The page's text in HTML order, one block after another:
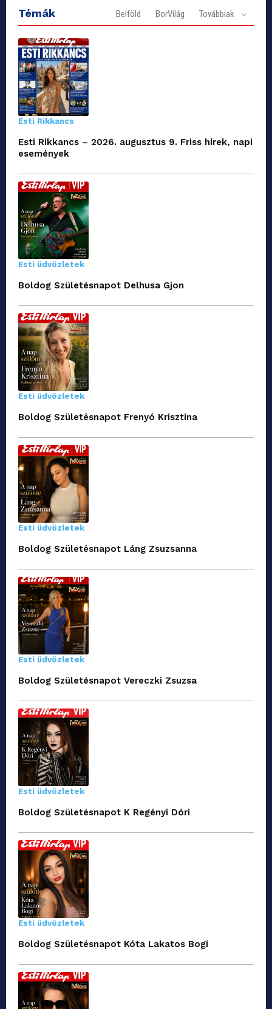
Témák Belföld BorVilág Továbbiak
Esti Rikkancs
Esti Rikkancs – 2026. augusztus 9. Friss hírek, napi
események
Esti üdvözletek
Boldog Születésnapot Delhusa Gjon
Esti üdvözletek
Boldog Születésnapot Frenyó Krisztina
Esti üdvözletek
Boldog Születésnapot Láng Zsuzsanna
Esti üdvözletek
Boldog Születésnapot Vereczki Zsuzsa
Esti üdvözletek
Boldog Születésnapot K Regényi Dóri
Esti üdvözletek
Boldog Születésnapot Kóta Lakatos Bogi